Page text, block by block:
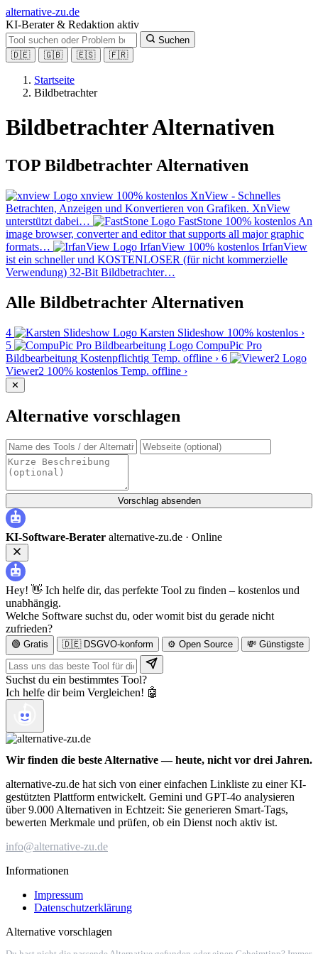
alternative-zu.de
KI-Berater & Redaktion aktiv
Suchen
🇩🇪
🇬🇧 🇪🇸 🇫🇷
Startseite
Bildbetrachter
Bildbetrachter Alternativen
TOP Bildbetrachter Alternativen
xnview 100% kostenlos XnView - Schnelles
Betrachten, Anzeigen und Konvertieren von Grafiken. XnView
unterstützt dabei…
FastStone 100% kostenlos An
image browser, converter and editor that supports all major graphic
formats…
IrfanView 100% kostenlos IrfanView
ist ein schneller und KOSTENLOSER (für nicht kommerzielle
Verwendung) 32-Bit Bildbetrachter…
Alle Bildbetrachter Alternativen
4 Karsten Slideshow 100% kostenlos ›
5
CompuPic Pro
Bildbearbeitung Kostenpflichtig Temp. offline › 6
Viewer2 100% kostenlos Temp. offline ›
✕
Alternative vorschlagen
Vorschlag absenden
KI-Software-Berater alternative-zu.de · Online
Hey! 👋 Ich helfe dir, das perfekte Tool zu finden – kostenlos und
unabhängig.
Welche Software suchst du, oder womit bist du gerade nicht
zufrieden?
🟢 Gratis 🇩🇪 DSGVO-konform ⚙️ Open Source 💸 Günstigste
Suchst du ein bestimmtes Tool?
Ich helfe dir beim Vergleichen! 🤖
Wir finden die beste Alternative — heute, nicht vor drei Jahren.
alternative-zu.de hat sich von einer einfachen Linkliste zu einer KI-
gestützten Plattform entwickelt. Gemini und GPT-4o analysieren
über 9.000 Alternativen in Echtzeit: Sie generieren Smart-Tags,
bewerten Merkmale und prüfen, ob ein Dienst noch aktiv ist.
info@alternative-zu.de
Informationen
Impressum
Datenschutzerklärung
Alternative vorschlagen